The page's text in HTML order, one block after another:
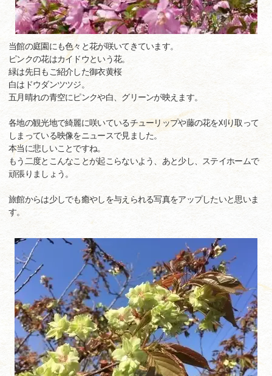
当館の庭園にも色々と花が咲いてきています。
ピンクの花はカイドウという花。
緑は先日もご紹介した御衣黄桜
白はドウダンツツジ。
五月晴れの青空にピンクや白、グリーンが映えます。
各地の観光地で綺麗に咲いているチューリップや藤の花を刈り取って
しまっている映像をニュースで見ました。
本当に悲しいことですね。
もう二度とこんなことが起こらないよう、あと少し、ステイホームで
頑張りましょう。
旅館からは少しでも癒やしを与えられる写真をアップしたいと思いま
す。